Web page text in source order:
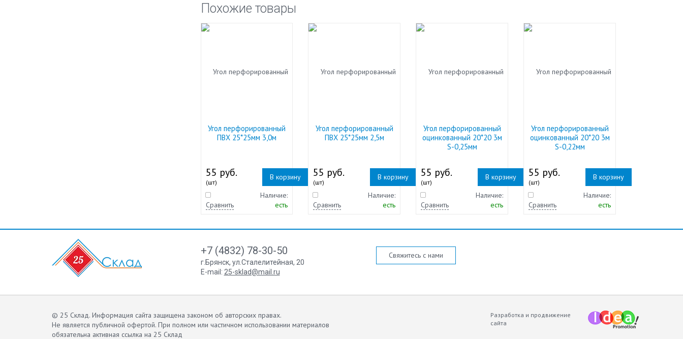
Похожие товары
Угол перфорированный
ПВХ 25*25мм 3,0м
55 руб.
(шт)
В корзину
Сравнить
Наличие:
есть
Угол перфорированный
ПВХ 25*25мм 2,5м
55 руб.
(шт)
В корзину
Сравнить
Наличие:
есть
Угол перфорированный
оцинкованный 20*20 3м
S-0,25мм
55 руб.
(шт)
В корзину
Сравнить
Наличие:
есть
Угол перфорированный
оцинкованный 20*20 3м
S-0,22мм
55 руб.
(шт)
В корзину
Сравнить
Наличие:
есть
+7 (4832) 78-30-50
г.Брянск, ул.Сталелитейная, 20
E-mail: 25-sklad@mail.ru
Свяжитесь с нами
© 25 Склад. Информация сайта защищена законом об авторских правах.
Не является публичной офертой. При полном или частичном использовании материалов
обязательна активная ссылка на 25 Склад
Разработка и продвижение
сайта